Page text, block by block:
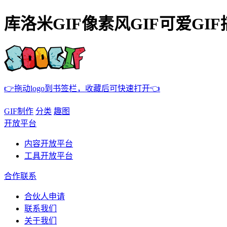
库洛米GIF像素风GIF可爱GIF
👉拖动logo到书签栏，收藏后可快速打开👈
GIF制作 分类 趣图
开放平台
内容开放平台
工具开放平台
合作联系
合伙人申请
联系我们
关于我们